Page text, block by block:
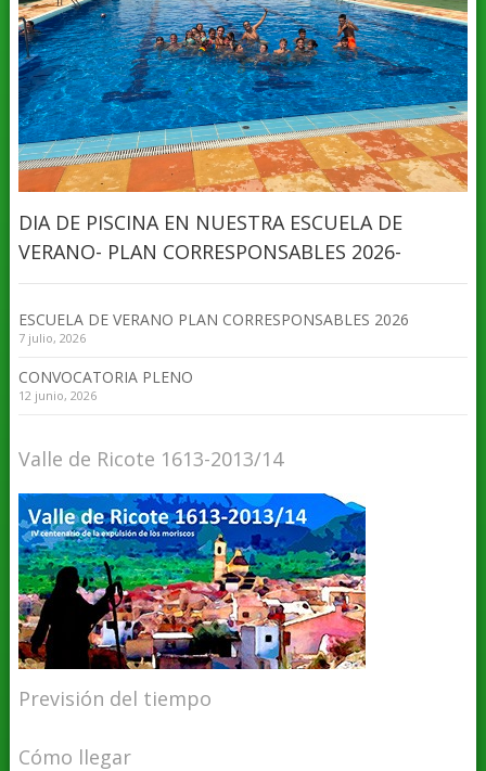
DIA DE PISCINA EN NUESTRA ESCUELA DE
VERANO- PLAN CORRESPONSABLES 2026-
ESCUELA DE VERANO PLAN CORRESPONSABLES 2026
7 julio, 2026
CONVOCATORIA PLENO
12 junio, 2026
Valle de Ricote 1613-2013/14
Previsión del tiempo
Cómo llegar